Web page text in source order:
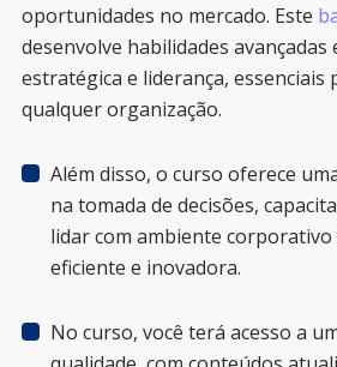
oportunidades no mercado. Este
desenvolve habilidades avançadas
estratégica e liderança, essenciais
qualquer organização.
Além disso, o curso oferece
na tomada de decisões,
lidar com ambiente corporativo
eficiente e inovadora.
No curso, você terá acesso a